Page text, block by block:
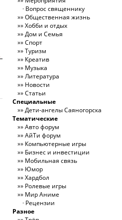
Вопрос священнику
Общественная жизнь
Хобби и отдых
Дом и Семья
Спорт
Туризм
Креатив
Музыка
Литература
Новости
Статьи
Специальные
Дети-ангелы Саяногорска
Тематические
Авто форум
АйТи форум
Компьютерные игры
Бизнес и инвестиции
Мобильная связь
Юмор
Хардбол
Ролевые игры
Мир Аниме
Рецензии
Разное